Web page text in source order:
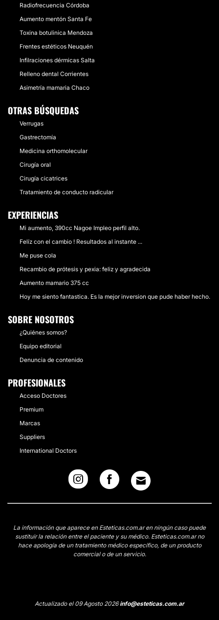
Radiofrecuencia Córdoba
Aumento mentón Santa Fe
Toxina botulinica Mendoza
Frentes estéticos Neuquén
Infilraciones dérmicas Salta
Relleno dental Corrientes
Asimetría mamaria Chaco
OTRAS BÚSQUEDAS
Verrugas
Gastrectomía
Medicina orthomolecular
Cirugía oral
Cirugía cicatrices
Tratamiento de conducto radicular
EXPERIENCIAS
Mi aumento, 390cc Nagoe Impleo perfil alto.
Felíz con el cambio ! Resultados al instante ...
Me puse cola
Recambio de prótesis y pexia: feliz y agradecida
Aumento mamario 375 cc
Hoy me siento fantastica. Es la mejor inversion que pude haber hecho.
SOBRE NOSOTROS
¿Quiénes somos?
Equipo editorial
Denuncia de contenido
PROFESIONALES
Acceso Doctores
Premium
Marcas
Suppliers
International Doctors
La información que aparece en Esteticas.com.ar en ningún caso puede
sustituir la relación entre el paciente y su médico. Esteticas.com.ar no
hace apología de un tratamiento médico específico, de un producto
comercial o de un servicio.
Actualizado el 09 Agosto 2026info@esteticas.com.ar